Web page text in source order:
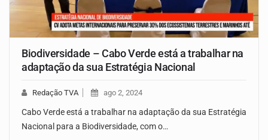
Biodiversidade – Cabo Verde está a trabalhar na
adaptação da sua Estratégia Nacional
Redação TVA ago 2, 2024
Cabo Verde está a trabalhar na adaptação da sua Estratégia
Nacional para a Biodiversidade, com o…